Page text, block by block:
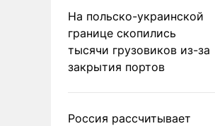
На польско-украинской
границе скопились
тысячи грузовиков из-за
закрытия портов
Россия рассчитывает